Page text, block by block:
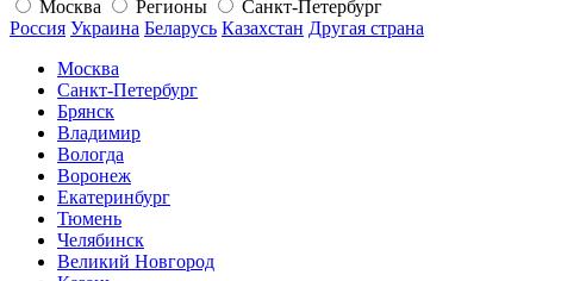
Москва
Регионы
Санкт-Петербург
Россия Украина Беларусь Казахстан Другая страна
Москва
Санкт-Петербург
Брянск
Владимир
Вологда
Воронеж
Екатеринбург
Тюмень
Челябинск
Великий Новгород